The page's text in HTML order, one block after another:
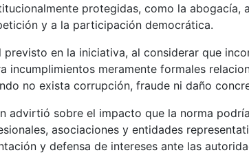
protegidas, como la abogacía,
y a la participación democrática.
en la iniciativa, al considerar que
incumplimientos meramente formales
no exista corrupción, fraude ni daño
advirtió sobre el impacto que la norma
asociaciones y entidades
y defensa de intereses ante las